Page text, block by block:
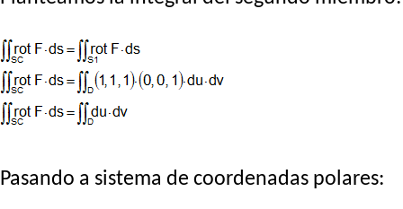
Pasando a sistema de coordenadas polares: